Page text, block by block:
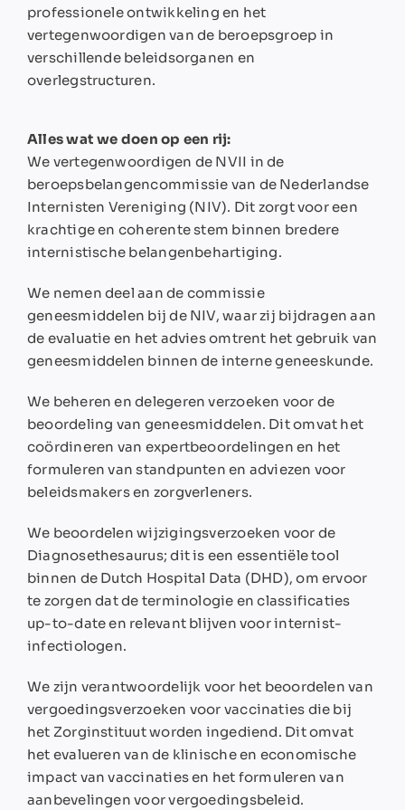
professionele ontwikkeling en het
vertegenwoordigen van de beroepsgroep in
verschillende beleidsorganen en
overlegstructuren.
Alles wat we doen op een rij:
We vertegenwoordigen de NVII in de
beroepsbelangencommissie van de Nederlandse
Internisten Vereniging (NIV). Dit zorgt voor een
krachtige en coherente stem binnen bredere
internistische belangenbehartiging.
We nemen deel aan de commissie
geneesmiddelen bij de NIV, waar zij bijdragen aan
de evaluatie en het advies omtrent het gebruik van
geneesmiddelen binnen de interne geneeskunde.
We beheren en delegeren verzoeken voor de
beoordeling van geneesmiddelen. Dit omvat het
coördineren van expertbeoordelingen en het
formuleren van standpunten en adviezen voor
beleidsmakers en zorgverleners.
We beoordelen wijzigingsverzoeken voor de
Diagnosethesaurus; dit is een essentiële tool
binnen de Dutch Hospital Data (DHD), om ervoor
te zorgen dat de terminologie en classificaties
up-to-date en relevant blijven voor internist-
infectiologen.
We zijn verantwoordelijk voor het beoordelen van
vergoedingsverzoeken voor vaccinaties die bij
het Zorginstituut worden ingediend. Dit omvat
het evalueren van de klinische en economische
impact van vaccinaties en het formuleren van
aanbevelingen voor vergoedingsbeleid.